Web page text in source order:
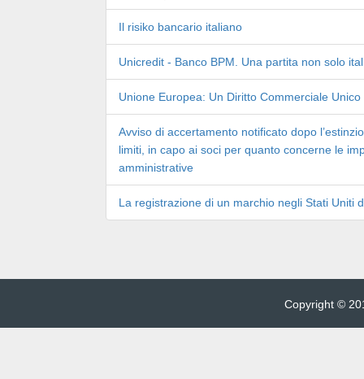
Il risiko bancario italiano
Unicredit - Banco BPM. Una partita non solo
Unione Europea: Un Diritto Commerciale Unico
Avviso di accertamento notificato dopo
limiti, in capo ai soci per quanto concerne le
amministrative
La registrazione di un marchio negli Stati Uniti
Copyright ©